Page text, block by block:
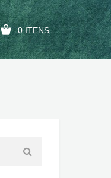
0 ITENS